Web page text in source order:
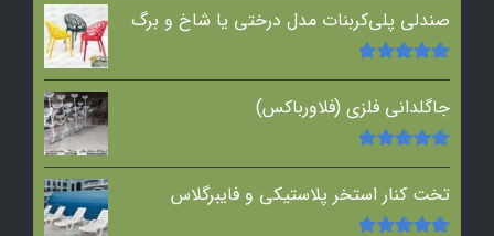
صندلی پلی‌کربنات مدل درختی یا شاخ و برگ
امتیاز5.00از
جاگلدانی فلزی (فلاورباکس)
امتیاز5.00از
تخت کنار استخر پلاستیکی و فایبرگلاس